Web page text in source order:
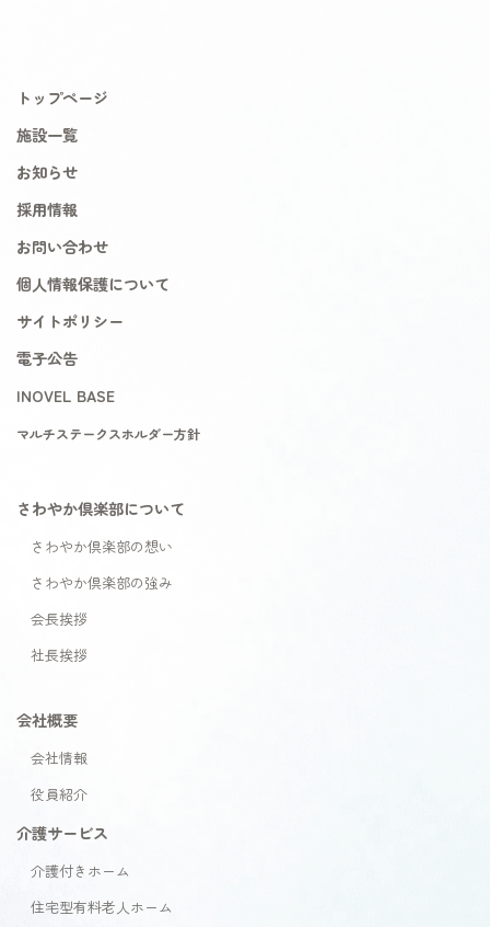
トップページ
施設一覧
お知らせ
採用情報
お問い合わせ
個人情報保護について
サイトポリシー
電子公告
INOVEL BASE
マルチステークスホルダー方針
さわやか倶楽部について
さわやか倶楽部の想い
さわやか倶楽部の強み
会長挨拶
社長挨拶
会社概要
会社情報
役員紹介
介護サービス
介護付きホーム
住宅型有料老人ホーム